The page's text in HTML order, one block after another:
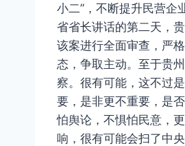
小二”，不断提升民营企
省省长讲话的第二天，
该案进行全面审查，严
态，争取主动。至于贵
察。很有可能，这不过
要，是非更不重要，是
怕舆论，不惧怕民意，
响，很有可能会扫了中